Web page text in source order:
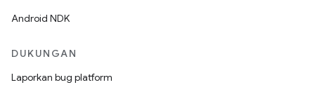
Android NDK
DUKUNGAN
Laporkan bug platform